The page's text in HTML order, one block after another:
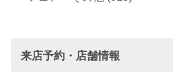
来店予約・店舗情報